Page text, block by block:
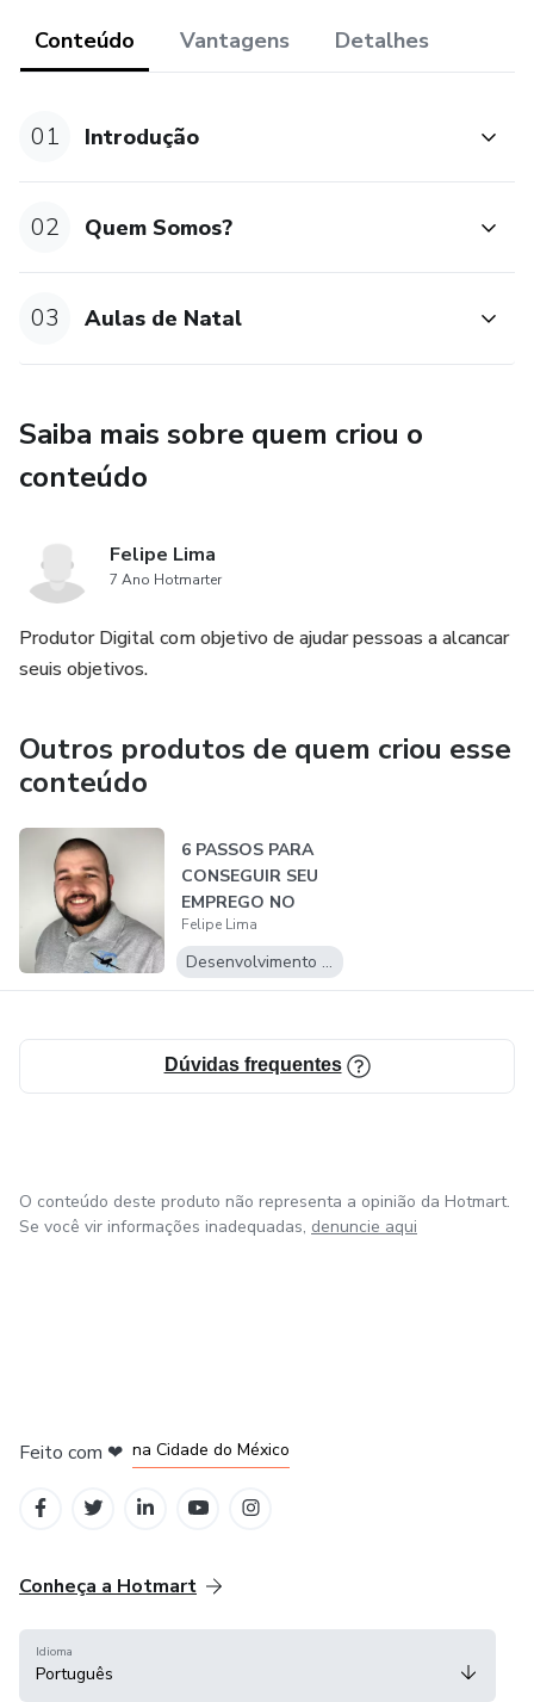
Conteúdo Vantagens Detalhes
01 Introdução
02 Quem Somos?
03 Aulas de Natal
Saiba mais sobre quem criou o
conteúdo
Felipe Lima
7 Ano Hotmarter
Produtor Digital com objetivo de ajudar pessoas a alcancar
seuis objetivos.
Outros produtos de quem criou esse
conteúdo
6 PASSOS PARA
CONSEGUIR SEU
EMPREGO NO
QUEBEC!
Felipe Lima
Desenvolvimento Pessoal
Dúvidas frequentes
O conteúdo deste produto não representa a opinião da Hotmart.
Se você vir informações inadequadas, denuncie aqui
Feito com ❤ na Cidade do México
Conheça a Hotmart
Idioma
Português